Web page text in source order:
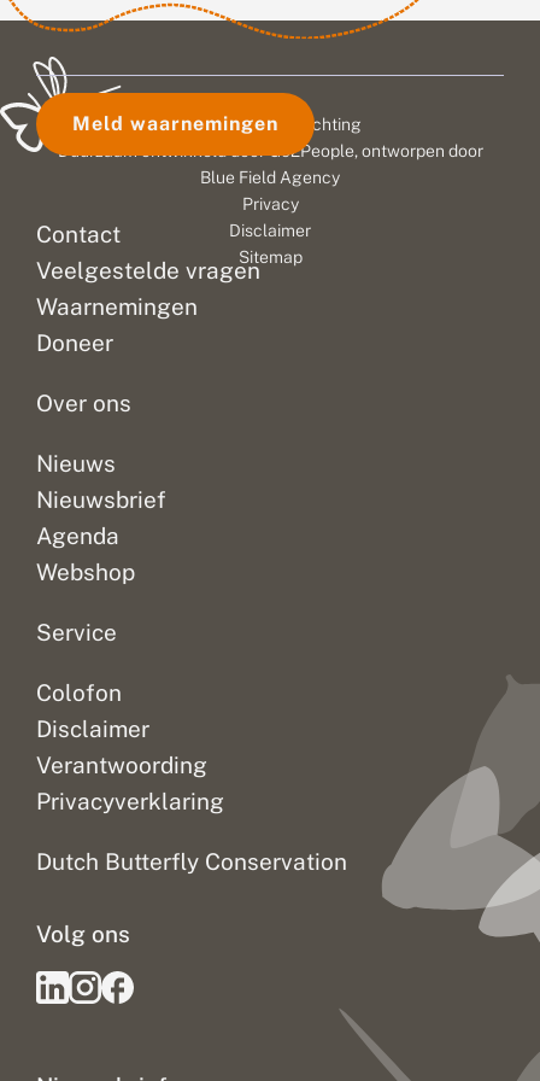
Contact
Veelgestelde vragen
Waarnemingen
Doneer
Over ons
Nieuws
Nieuwsbrief
Agenda
Webshop
Service
Colofon
Disclaimer
Verantwoording
Privacyverklaring
Dutch Butterfly Conservation
Volg ons
Meld waarnemingen
© 2026 Vlinderstichting
Duurzaam ontwikkeld door
Go2People, ontworpen door
Blue Field Agency
Privacy
Disclaimer
Sitemap